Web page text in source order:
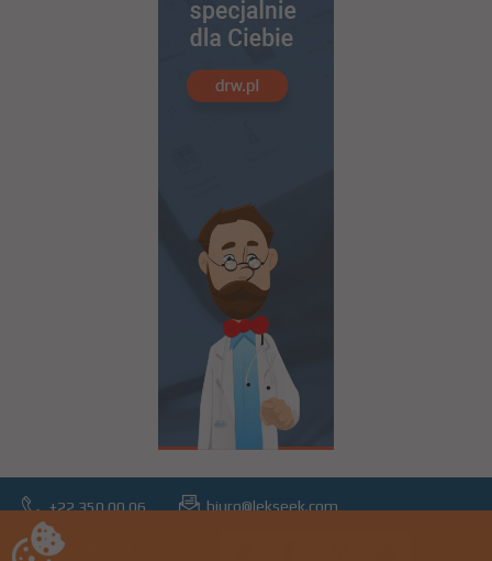
+22 350 00 06 biuro@lekseek.com
LekSeek ® Polska © 2026